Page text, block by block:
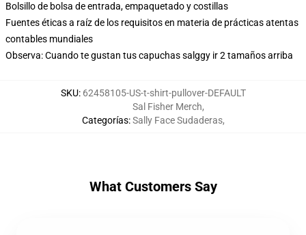
Bolsillo de bolsa de entrada, empaquetado y costillas
Fuentes éticas a raíz de los requisitos en materia de prácticas atentas
contables mundiales
Observa: Cuando te gustan tus capuchas salggy ir 2 tamaños arriba
SKU: 62458105-US-t-shirt-pullover-DEFAULT
Categorías:
Sal Fisher Merch,
Sally Face Sudaderas,
What Customers Say